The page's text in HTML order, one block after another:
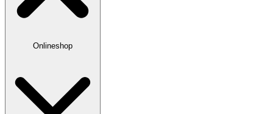
Onlineshop